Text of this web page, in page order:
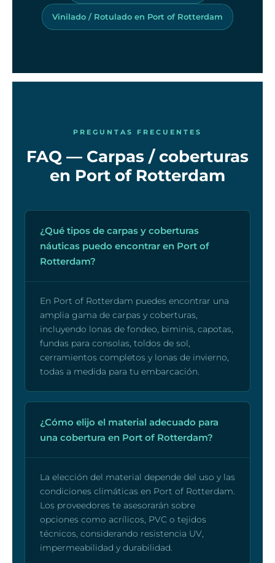
Vinilado / Rotulado en Port of Rotterdam
PREGUNTAS FRECUENTES
FAQ — Carpas / coberturas
en Port of Rotterdam
¿Qué tipos de carpas y coberturas
náuticas puedo encontrar en Port of
Rotterdam?
En Port of Rotterdam puedes encontrar una
amplia gama de carpas y coberturas,
incluyendo lonas de fondeo, biminis, capotas,
fundas para consolas, toldos de sol,
cerramientos completos y lonas de invierno,
todas a medida para tu embarcación.
¿Cómo elijo el material adecuado para
una cobertura en Port of Rotterdam?
La elección del material depende del uso y las
condiciones climáticas en Port of Rotterdam.
Los proveedores te asesorarán sobre
opciones como acrílicos, PVC o tejidos
técnicos, considerando resistencia UV,
impermeabilidad y durabilidad.